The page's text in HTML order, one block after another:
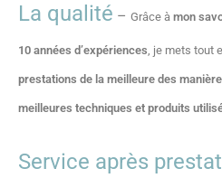
La qualité – Grâce à mon
10 années d’expériences, je mets tout
prestations de la meilleure des
meilleures techniques et produits
Service après